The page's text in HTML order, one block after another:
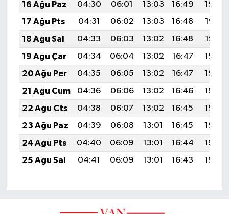
16 Ağu Paz
04:30 06:01 13:03 16:49
19:54
17 Ağu Pts
04:31 06:02 13:03 16:48
19:53
18 Ağu Sal
04:33 06:03 13:02 16:48
19:52
19 Ağu Çar
04:34 06:04 13:02 16:47
19:50
20 Ağu Per
04:35 06:05 13:02 16:47
19:49
21 Ağu Cum
04:36 06:06 13:02 16:46
19:48
22 Ağu Cts
04:38 06:07 13:02 16:45
19:46
23 Ağu Paz
04:39 06:08 13:01 16:45
19:45
24 Ağu Pts
04:40 06:09 13:01 16:44
19:44
25 Ağu Sal
04:41 06:09 13:01 16:43 19:42